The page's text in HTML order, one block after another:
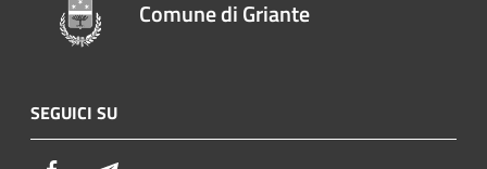
Comune di Griante
SEGUICI SU